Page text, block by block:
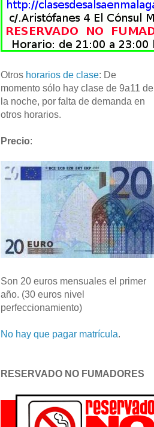
Otros horarios de clase: De
momento sólo hay clase de 9a11 de
la noche, por falta de demanda en
otros horarios.
Precio:
Son 20 euros mensuales el primer
año. (30 euros nivel
perfeccionamiento)
No hay que pagar matrícula.
RESERVADO NO FUMADORES